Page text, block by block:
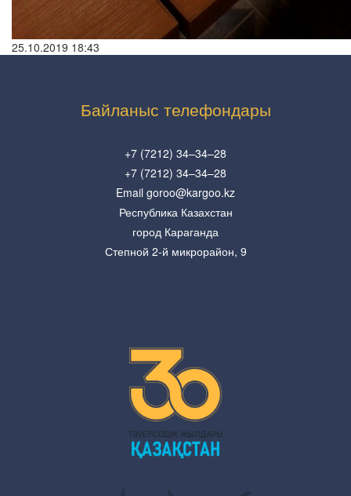
25.10.2019 18:43
Байланыс телефондары
+7 (7212) 34–34–28
+7 (7212) 34–34–28
Email goroo@kargoo.kz
Республика Казахстан
город Караганда
Степной 2-й микрорайон, 9